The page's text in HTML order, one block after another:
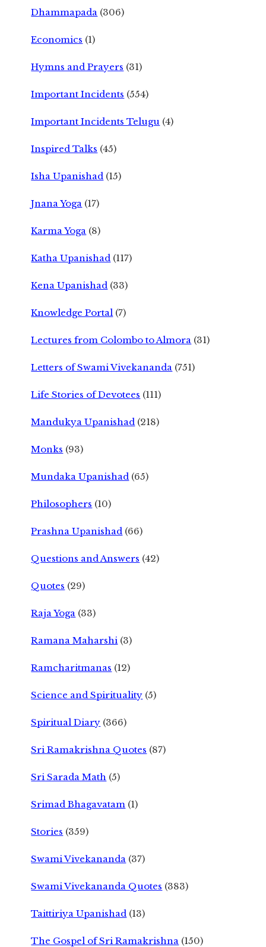
Dhammapada (306)
Economics (1)
Hymns and Prayers (31)
Important Incidents (554)
Important Incidents Telugu (4)
Inspired Talks (45)
Isha Upanishad (15)
Jnana Yoga (17)
Karma Yoga (8)
Katha Upanishad (117)
Kena Upanishad (33)
Knowledge Portal (7)
Lectures from Colombo to Almora (31)
Letters of Swami Vivekananda (751)
Life Stories of Devotees (111)
Mandukya Upanishad (218)
Monks (93)
Mundaka Upanishad (65)
Philosophers (10)
Prashna Upanishad (66)
Questions and Answers (42)
Quotes (29)
Raja Yoga (33)
Ramana Maharshi (3)
Ramcharitmanas (12)
Science and Spirituality (5)
Spiritual Diary (366)
Sri Ramakrishna Quotes (87)
Sri Sarada Math (5)
Srimad Bhagavatam (1)
Stories (359)
Swami Vivekananda (37)
Swami Vivekananda Quotes (383)
Taittiriya Upanishad (13)
The Gospel of Sri Ramakrishna (150)